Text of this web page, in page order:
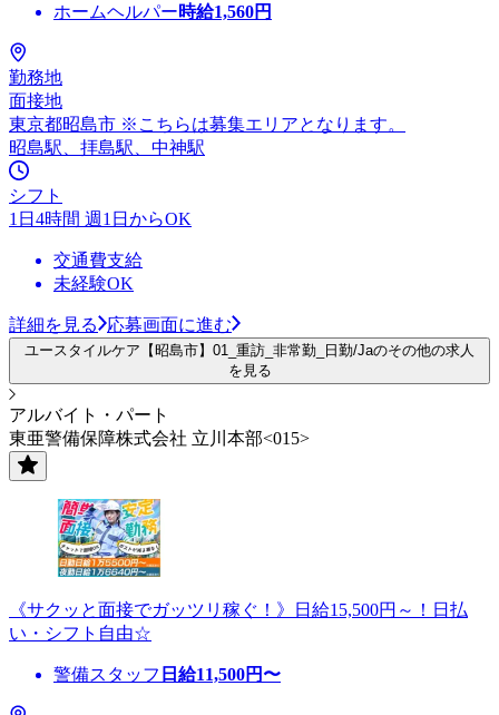
ホームヘルパー時給1,560円
勤務地
面接地
東京都昭島市 ※こちらは募集エリアとなります。
昭島駅、拝島駅、中神駅
シフト
1日4時間 週1日からOK
交通費支給
未経験OK
詳細を見る 応募画面に進む
ユースタイルケア【昭島市】01_重訪_非常勤_日勤/Jaのその他の求人
を見る
アルバイト・パート
東亜警備保障株式会社 立川本部<015>
《サクッと面接でガッツリ稼ぐ！》日給15,500円～！日払
い・シフト自由☆
警備スタッフ 日給11,500円〜